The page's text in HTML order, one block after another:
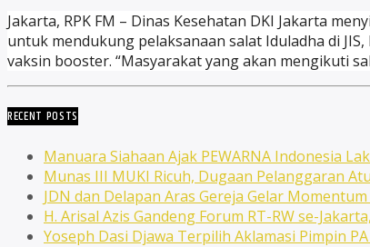
Jakarta, RPK FM – Dinas Kesehatan DKI Jakarta
untuk mendukung pelaksanaan salat Iduladha di
vaksin booster. “Masyarakat yang akan mengikuti
RECENT POSTS
Manuara Siahaan Ajak PEWARNA Indonesia
Munas III MUKI Ricuh, Dugaan Pelanggaran
JDN dan Delapan Aras Gereja Gelar
H. Arisal Azis Gandeng Forum RT-RW se-
Yoseph Dasi Djawa Terpilih Aklamasi Pimpin